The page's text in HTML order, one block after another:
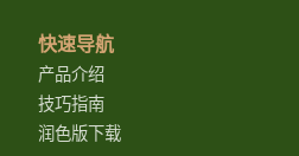
快速导航
产品介绍
技巧指南
润色版下载